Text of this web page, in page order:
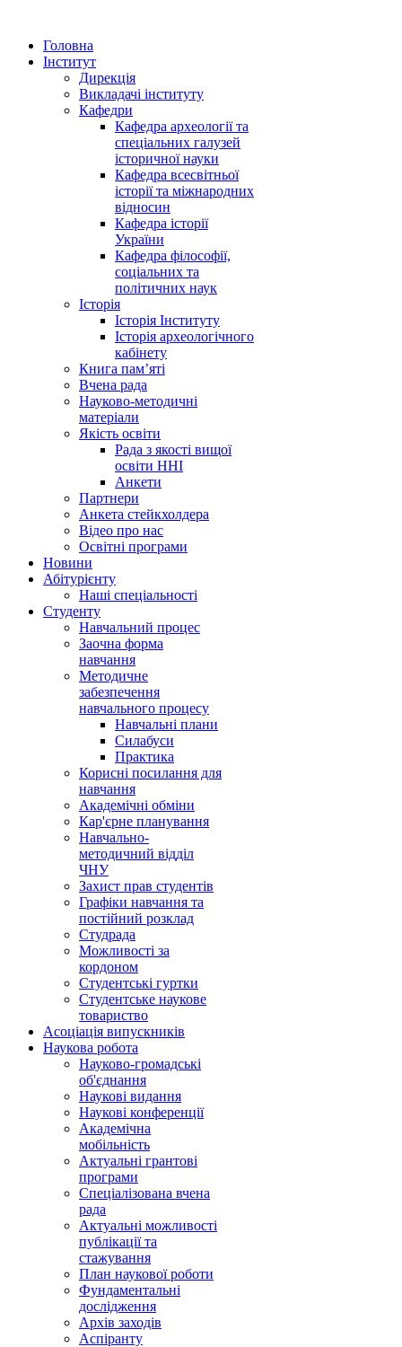
Головна
Інститут
Дирекція
Викладачі інституту
Кафедри
Кафедра археології та
спеціальних галузей
історичної науки
Кафедра всесвітньої
історії та міжнародних
відносин
Кафедра історії
України
Кафедра філософії,
соціальних та
політичних наук
Історія
Історія Інституту
Історія археологічного
кабінету
Книга памʼяті
Вчена рада
Науково-методичні
матеріали
Якість освіти
Рада з якості вищої
освіти ННІ
Анкети
Партнери
Анкета стейкхолдера
Відео про нас
Освітні програми
Hовини
Абітурієнту
Наші спеціальності
Студенту
Навчальний процес
Заочна форма
навчання
Методичне
забезпечення
навчального процесу
Навчальні плани
Силабуси
Практика
Корисні посилання для
навчання
Академічні обміни
Кар'єрне планування
Навчально-
методичний відділ
ЧНУ
Захист прав студентів
Графіки навчання та
постійний розклад
Студрада
Можливості за
кордоном
Студентські гуртки
Студентське наукове
товариство
Асоціація випускників
Наукова робота
Науково-громадські
об'єднання
Наукові видання
Наукові конференції
Академічна
мобільність
Актуальні грантові
програми
Спеціалізована вчена
рада
Актуальні можливості
публікації та
стажування
План наукової роботи
Фундаментальні
дослідження
Архів заходів
Аспіранту